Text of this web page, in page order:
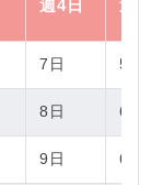
週4日 週3
7日 5日
8日 6日
9日 6日